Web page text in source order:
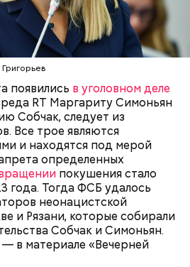
появились в уголовном деле
RT Маргариту Симоньян
Собчак, следует из
Все трое являются
и находятся под мерой
определенных
покушения стало
года. Тогда ФСБ удалось
неонацистской
и Рязани, которые собирали
Собчак и Симоньян.
в материале «Вечерней
задержать участников
под названием
известно 15 июля. Как
ведомстве, те, кто состоял
устраивали слежку
домашние адреса, чтобы в
покушение.